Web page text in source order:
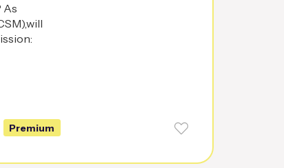
As
Premium